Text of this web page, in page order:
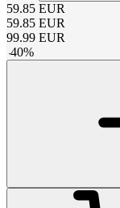
59.85 EUR
59.85 EUR
99.99 EUR
-40%